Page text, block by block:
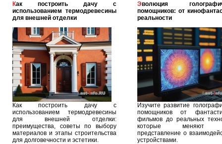
Как построить дачу с
использованием термодревесины
для внешней отделки
Как построить дачу с
использованием термодревесины
для внешней отделки:
преимущества, советы по выбору
материалов и этапы строительства
для долговечности и эстетики.
Эволюция голографических
помощников: от
реальности
Изучите развитие
помощников от
фильмов до реальных
которые меняют
представление о
устройствами.